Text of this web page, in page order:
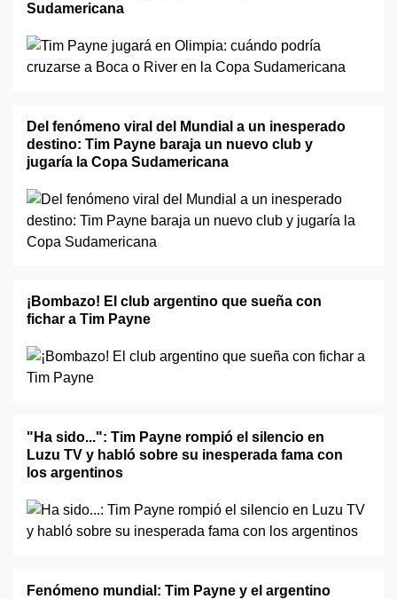
Sudamericana
Del fenómeno viral del Mundial a un inesperado
destino: Tim Payne baraja un nuevo club y
jugaría la Copa Sudamericana
¡Bombazo! El club argentino que sueña con
fichar a Tim Payne
"Ha sido...": Tim Payne rompió el silencio en
Luzu TV y habló sobre su inesperada fama con
los argentinos
Fenómeno mundial: Tim Payne y el argentino